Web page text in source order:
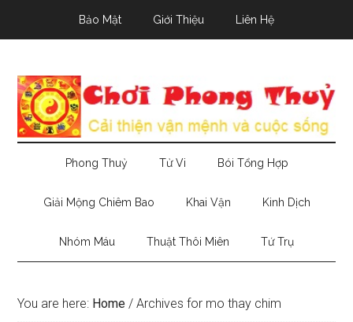
Bảo Mật Giới Thiệu Liên Hệ
Phong Thuỷ Tử Vi Bói Tổng Hợp
Giải Mộng Chiêm Bao Khai Vận Kinh Dịch
Nhóm Máu Thuật Thôi Miên Tứ Trụ
You are here: Home / Archives for mo thay chim